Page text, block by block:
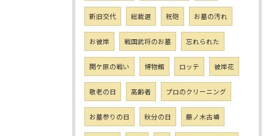
新旧交代 総裁選 祝砲 お墓の汚れ
お彼岸 戦国武将のお墓 忘れられた
関ケ原の戦い 博物館 ロッテ 彼岸花
敬老の日 高齢者 プロのクリーニング
お墓参りの日 秋分の日 藤ノ木古墳